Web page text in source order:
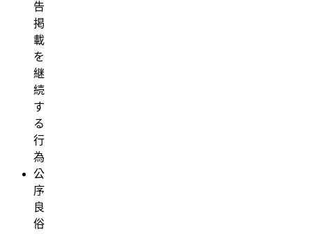
告
掲
載
を
継
続
す
る
行
為
公
序
良
俗